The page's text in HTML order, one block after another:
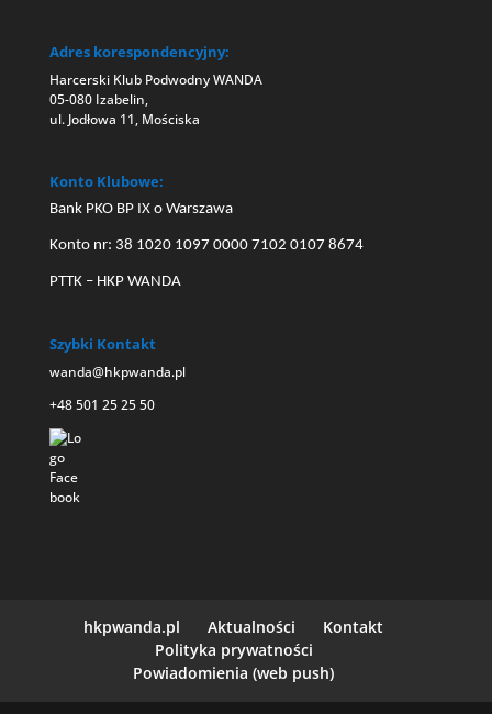
Adres korespondencyjny:
Harcerski Klub Podwodny WANDA
05-080 Izabelin,
ul. Jodłowa 11, Mościska
Konto Klubowe:
Bank PKO BP IX o Warszawa
Konto nr: 38 1020 1097 0000 7102 0107 8674
PTTK – HKP WANDA
Szybki Kontakt
wanda@hkpwanda.pl
+48 501 25 25 50
hkpwanda.pl Aktualności
Kontakt
Polityka prywatności
Powiadomienia (web push)